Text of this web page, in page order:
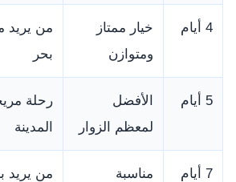
4 أيام
خيار ممتاز
ومتوازن
من يريد
بحر
5 أيام
الأفضل
لمعظم الزوار
رحلة
المدينة
7 أيام
مناسبة
من يريد